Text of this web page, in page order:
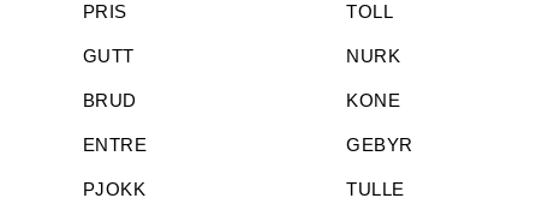
PRIS TOLL
GUTT NURK
BRUD KONE
ENTRE GEBYR
PJOKK TULLE